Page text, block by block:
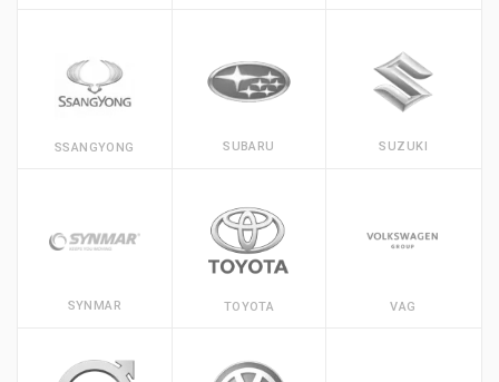
SSANGYONG SUBARU SUZUKI
SYNMAR TOYOTA VAG